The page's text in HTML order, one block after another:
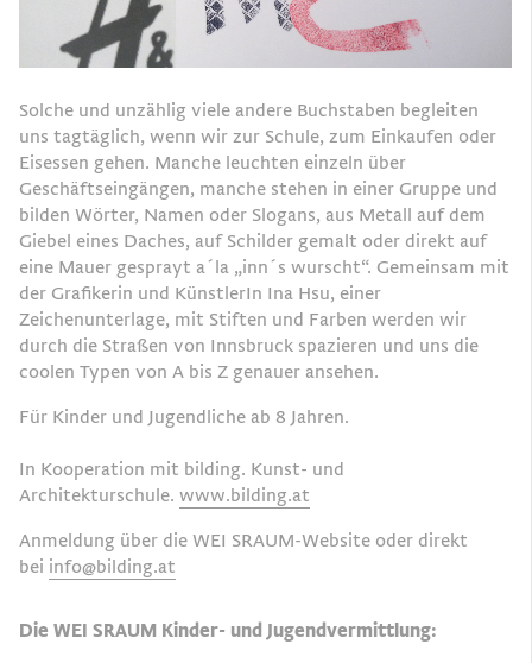
Solche und unzählig viele andere Buchstaben begleiten
uns tagtäglich, wenn wir zur Schule, zum Einkaufen oder
Eisessen gehen. Manche leuchten einzeln über
Geschäftseingängen, manche stehen in einer Gruppe und
bilden Wörter, Namen oder Slogans, aus Metall auf dem
Giebel eines Daches, auf Schilder gemalt oder direkt auf
eine Mauer gesprayt a´la „inn´s wurscht“. Gemeinsam mit
der Grafikerin und KünstlerIn Ina Hsu, einer
Zeichenunterlage, mit Stiften und Farben werden wir
durch die Straßen von Innsbruck spazieren und uns die
coolen Typen von A bis Z genauer ansehen.
Für Kinder und Jugendliche ab 8 Jahren.
In Kooperation mit bilding. Kunst- und
Architekturschule. www.bilding.at
Anmeldung über die WEI SRAUM-Website oder direkt
bei info@bilding.at
Die WEI SRAUM Kinder- und Jugendvermittlung: